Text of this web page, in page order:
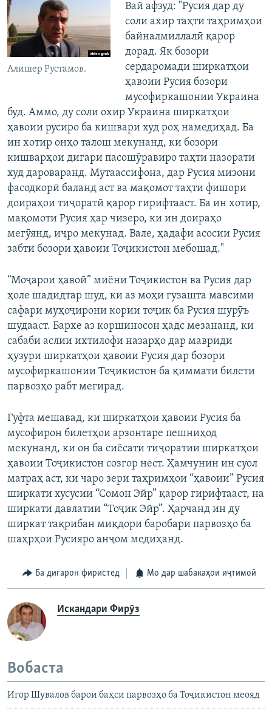
Алишер Рустамов.
Вай афзуд: "Русия дар ду
соли ахир таҳти таҳримҳои
байналмиллалӣ қарор
дорад. Як бозори
сердаромади ширкатҳои
ҳавоии Русия бозори
мусофиркашонии Украина
буд. Аммо, ду соли охир Украина ширкатҳои
ҳавоии русиро ба кишвари худ роҳ намедиҳад. Ба
ин хотир онҳо талош мекунанд, ки бозори
кишварҳои дигари пасошӯравиро таҳти назорати
худ дароваранд. Мутаассифона, дар Русия мизони
фасодкорӣ баланд аст ва мақомот таҳти фишори
доираҳои тиҷоратӣ қарор гирифтааст. Ба ин хотир,
мақомоти Русия ҳар чизеро, ки ин доираҳо
мегӯянд, иҷро мекунад. Вале, ҳадафи асосии Русия
забти бозори ҳавоии Тоҷикистон мебошад."
“Моҷарои ҳавоӣ” миёни Тоҷикистон ва Русия дар
ҳоле шадидтар шуд, ки аз моҳи гузашта мавсими
сафари муҳоҷирони кории тоҷик ба Русия шурӯъ
шудааст. Бархе аз коршиносон ҳадс мезананд, ки
сабаби аслии ихтилофи назарҳо дар мавриди
ҳузури ширкатҳои ҳавоии Русия дар бозори
мусофиркашонии Тоҷикистон ба қиммати билети
парвозҳо рабт мегирад.
Гуфта мешавад, ки ширкатҳои ҳавоии Русия ба
мусофирон билетҳои арзонтаре пешниҳод
мекунанд, ки он ба сиёсати тиҷоратии ширкатҳои
ҳавоии Тоҷикистон созгор нест. Ҳамчунин ин суол
матраҳ аст, ки чаро зери таҳримҳои “ҳавоии” Русия
ширкати хусусии “Сомон Эйр” қарор гирифтааст, на
ширкати давлатии “Тоҷик Эйр”. Ҳарчанд ин ду
ширкат тақрибан миқдори баробари парвозҳо ба
шаҳрҳои Русияро анҷом медиҳанд.
Ба дигарон фиристед Мо дар шабакаҳои иҷтимоӣ
Искандари Фирӯз
Вобаста
Игор Шувалов барои баҳси парвозҳо ба Тоҷикистон меояд